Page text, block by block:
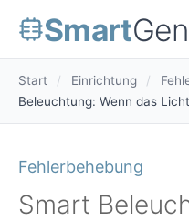
Smart
Start / Einrichtung /
Beleuchtung: Wenn das
Fehlerbehebung
Smart